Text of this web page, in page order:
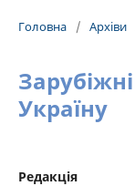
Головна / Архіви
Україну
Редакція